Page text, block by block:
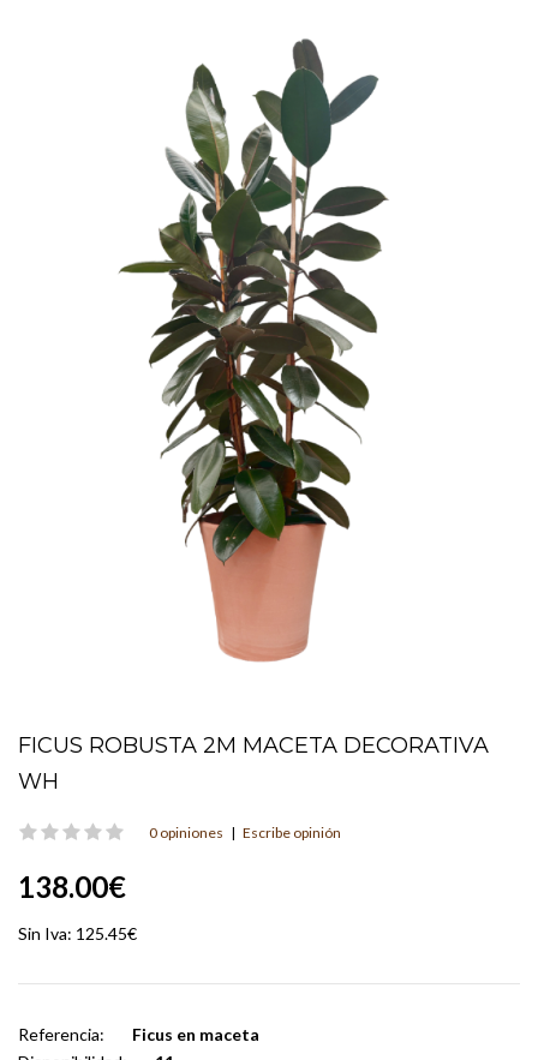
FICUS ROBUSTA 2M MACETA DECORATIVA
WH
0 opiniones | Escribe opinión
138.00€
Sin Iva: 125.45€
Referencia:
Ficus en maceta